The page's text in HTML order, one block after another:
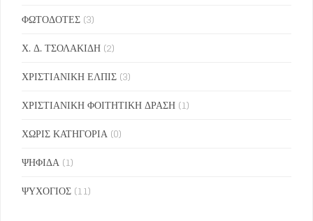
ΦΩΤΟΔΟΤΕΣ (3)
Χ. Δ. ΤΣΟΛΑΚΙΔΗ (2)
ΧΡΙΣΤΙΑΝΙΚΗ ΕΛΠΙΣ (3)
ΧΡΙΣΤΙΑΝΙΚΗ ΦΟΙΤΗΤΙΚΗ ΔΡΑΣΗ (1)
ΧΩΡΙΣ ΚΑΤΗΓΟΡΙΑ (0)
ΨΗΦΙΔΑ (1)
ΨΥΧΟΓΙΟΣ (11)